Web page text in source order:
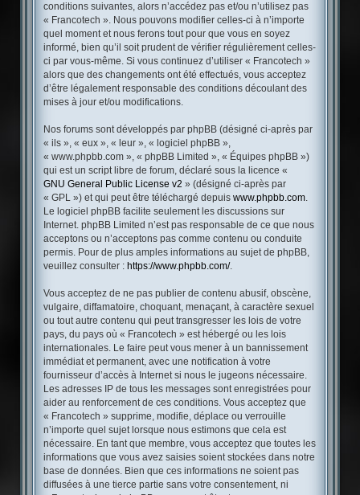
conditions suivantes, alors n’accédez pas et/ou n’utilisez pas
« Francotech ». Nous pouvons modifier celles-ci à n’importe
quel moment et nous ferons tout pour que vous en soyez
informé, bien qu’il soit prudent de vérifier régulièrement celles-
ci par vous-même. Si vous continuez d’utiliser « Francotech »
alors que des changements ont été effectués, vous acceptez
d’être légalement responsable des conditions découlant des
mises à jour et/ou modifications.
Nos forums sont développés par phpBB (désigné ci-après par
« ils », « eux », « leur », « logiciel phpBB »,
« www.phpbb.com », « phpBB Limited », « Équipes phpBB »)
qui est un script libre de forum, déclaré sous la licence «
GNU General Public License v2 » (désigné ci-après par
« GPL ») et qui peut être téléchargé depuis www.phpbb.com.
Le logiciel phpBB facilite seulement les discussions sur
Internet. phpBB Limited n’est pas responsable de ce que nous
acceptons ou n’acceptons pas comme contenu ou conduite
permis. Pour de plus amples informations au sujet de phpBB,
veuillez consulter : https://www.phpbb.com/.
Vous acceptez de ne pas publier de contenu abusif, obscène,
vulgaire, diffamatoire, choquant, menaçant, à caractère sexuel
ou tout autre contenu qui peut transgresser les lois de votre
pays, du pays où « Francotech » est hébergé ou les lois
internationales. Le faire peut vous mener à un bannissement
immédiat et permanent, avec une notification à votre
fournisseur d’accès à Internet si nous le jugeons nécessaire.
Les adresses IP de tous les messages sont enregistrées pour
aider au renforcement de ces conditions. Vous acceptez que
« Francotech » supprime, modifie, déplace ou verrouille
n’importe quel sujet lorsque nous estimons que cela est
nécessaire. En tant que membre, vous acceptez que toutes les
informations que vous avez saisies soient stockées dans notre
base de données. Bien que ces informations ne soient pas
diffusées à une tierce partie sans votre consentement, ni